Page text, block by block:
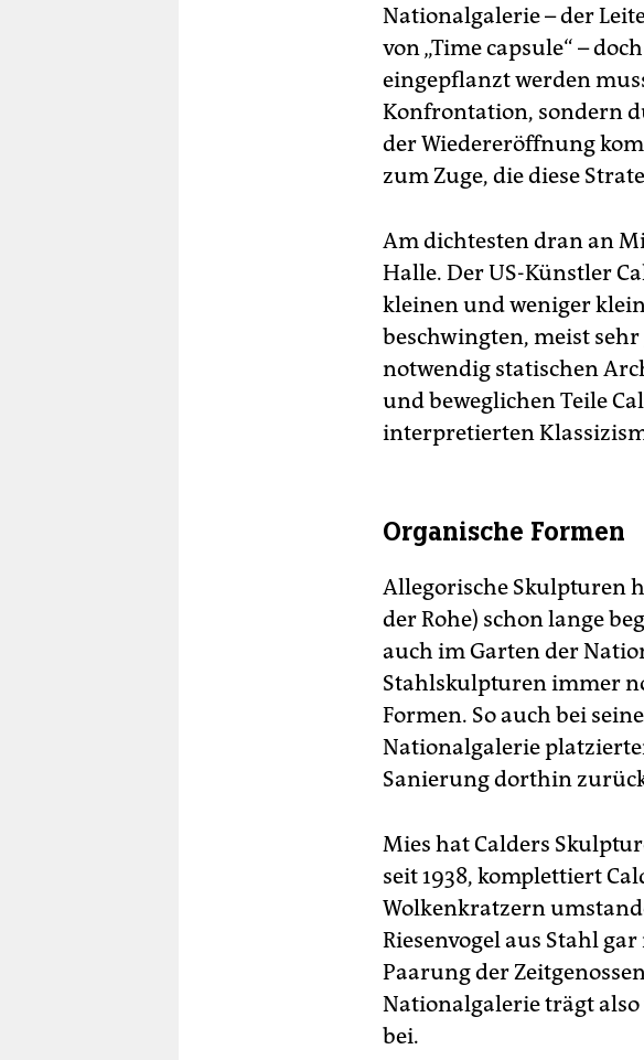
Nationalgalerie – der
von „Time capsule“ –
eingepflanzt werden
Konfrontation, sondern
der Wiedereröffnung
zum Zuge, die diese
Am dichtesten dran an
Halle. Der US-Künstler
kleinen und weniger
beschwingten, meist
notwendig statischen
und beweglichen Teile
interpretierten
Organische Formen
Allegorische Skulpturen
der Rohe) schon lange
auch im Garten der
Stahlskulpturen immer
Formen. So auch bei
Nationalgalerie
Sanierung dorthin
Mies hat Calders
seit 1938, komplettiert
Wolkenkratzern
Riesenvogel aus Stahl
Paarung der
Nationalgalerie trägt
bei.